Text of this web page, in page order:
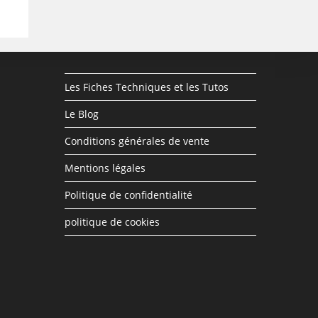
Les Fiches Techniques et les Tutos
Le Blog
Conditions générales de vente
Mentions légales
Politique de confidentialité
politique de cookies